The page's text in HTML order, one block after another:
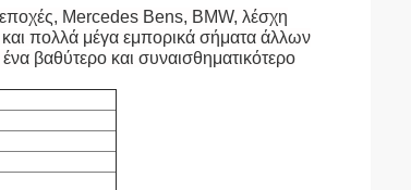
Mercedes Bens, BMW, λέσχη
πολλά μέγα εμπορικά σήματα άλλων
βαθύτερο και συναισθηματικότερο